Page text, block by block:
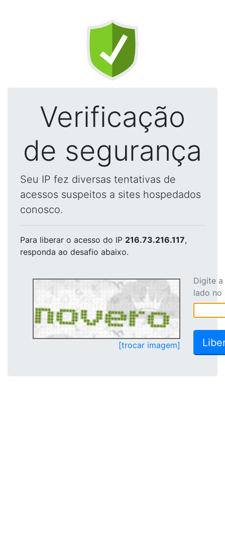
Verificação
de segurança
Seu IP fez diversas tentativas de
acessos suspeitos a sites hospedados
conosco.
Para liberar o acesso do IP 216.73.216.117,
responda ao desafio abaixo.
[trocar imagem]
Digite
lado no